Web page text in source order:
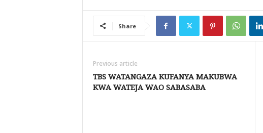
Share
Previous article
TBS WATANGAZA KUFANYA MAKUBWA
KWA WATEJA WAO SABASABA